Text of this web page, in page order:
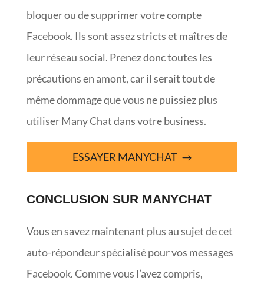
bloquer ou de supprimer votre compte
Facebook. Ils sont assez stricts et maîtres de
leur réseau social. Prenez donc toutes les
précautions en amont, car il serait tout de
même dommage que vous ne puissiez plus
utiliser Many Chat dans votre business.
ESSAYER MANYCHAT
CONCLUSION SUR MANYCHAT
Vous en savez maintenant plus au sujet de cet
auto-répondeur spécialisé pour vos messages
Facebook. Comme vous l’avez compris,